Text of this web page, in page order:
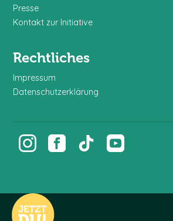
Presse
Kontakt zur Initiative
Rechtliches
Impressum
Datenschutzerklärung